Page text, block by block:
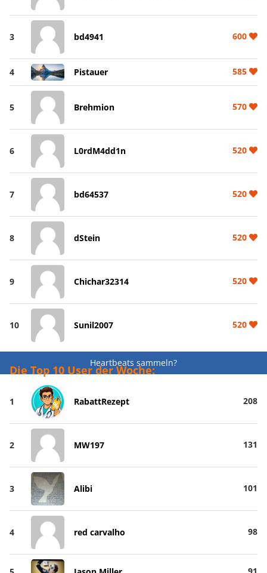
3 bd4941 600
4 Pistauer 585
5 Brehmion 570
6 L0rdM4dd1n 520
7 bd64537 520
8 dStein 520
9 Chichar32314 520
10 Sunil2007 520
Heartbeats sammeln?
Die Top 10 User der Woche:
1 RabattRezept 208
2 MW197 131
3 Alibi 101
4 red carvalho 98